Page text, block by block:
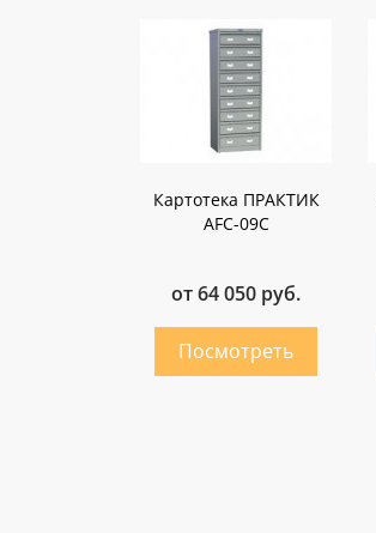
Картотека ПРАКТИК
AFC-09C
от 64 050 руб.